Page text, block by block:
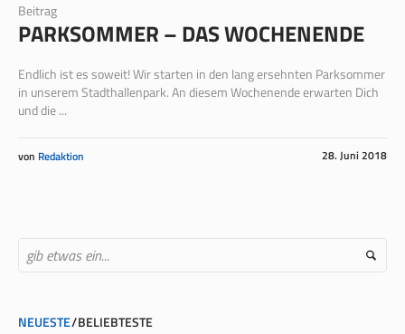
Beitrag
PARKSOMMER – DAS WOCHENENDE
Endlich ist es soweit! Wir starten in den lang ersehnten Parksommer
in unserem Stadthallenpark. An diesem Wochenende erwarten Dich
und die ...
28. Juni 2018
von Redaktion
NEUESTE BELIEBTESTE